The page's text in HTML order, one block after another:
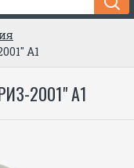
А1
2001" А1